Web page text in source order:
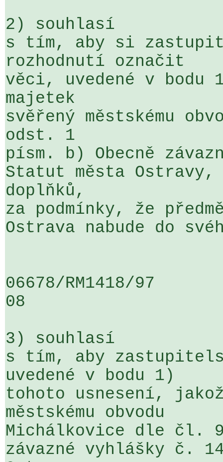
2) souhlasí
s tím, aby si
rozhodnutí označit
věci, uvedené v bodu
majetek
svěřený městskému
odst. 1
písm. b) Obecně
Statut města Ostravy,
doplňků,
za podmínky, že
Ostrava nabude do
06678/RM1418/
08
3) souhlasí
s tím, aby
uvedené v bodu 1)
tohoto usnesení,
městskému obvodu
Michálkovice dle čl.
závazné vyhlášky č.